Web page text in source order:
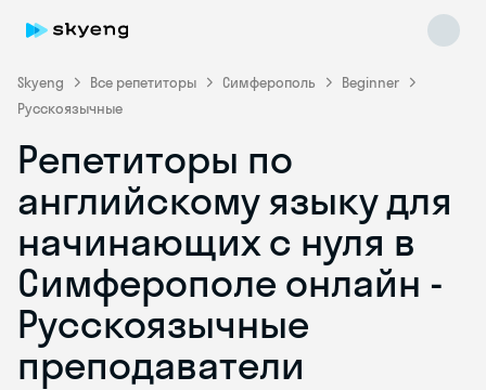
Skyeng Все репетиторы Симферополь
Beginner
Русскоязычные
Репетиторы по
английскому языку для
начинающих с нуля в
Симферополе онлайн -
Русскоязычные
преподаватели
Skyeng Chat
online